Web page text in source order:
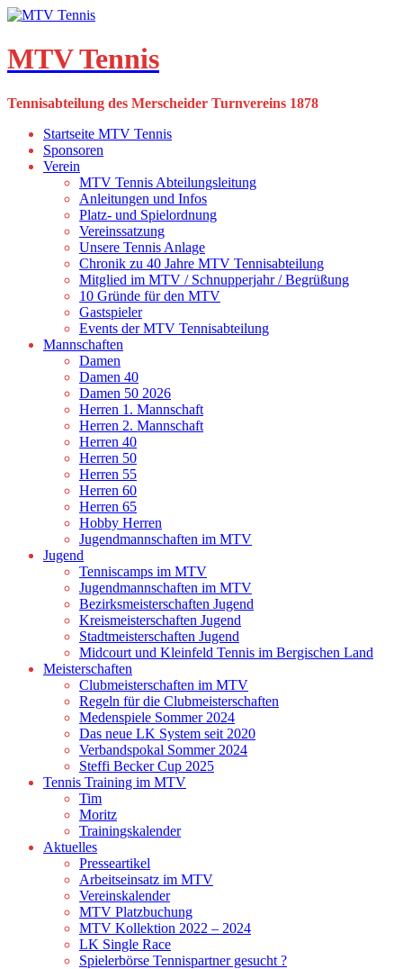
Skip
content
MTV Tennis
Tennisabteilung des Merscheider Turnvereins 1878
Startseite MTV Tennis
Sponsoren
Verein
MTV Tennis Abteilungsleitung
Anleitungen und Infos
Platz- und Spielordnung
Vereinssatzung
Unsere Tennis Anlage
Chronik zu 40 Jahre MTV Tennisabteilung
Mitglied im MTV / Schnupperjahr / Begrüßung
10 Gründe für den MTV
Gastspieler
Events der MTV Tennisabteilung
Mannschaften
Damen
Damen 40
Damen 50 2026
Herren 1. Mannschaft
Herren 2. Mannschaft
Herren 40
Herren 50
Herren 55
Herren 60
Herren 65
Hobby Herren
Jugendmannschaften im MTV
Jugend
Tenniscamps im MTV
Jugendmannschaften im MTV
Bezirksmeisterschaften Jugend
Kreismeisterschaften Jugend
Stadtmeisterschaften Jugend
Midcourt und Kleinfeld Tennis im Bergischen Land
Meisterschaften
Clubmeisterschaften im MTV
Regeln für die Clubmeisterschaften
Medenspiele Sommer 2024
Das neue LK System seit 2020
Verbandspokal Sommer 2024
Steffi Becker Cup 2025
Tennis Training im MTV
Tim
Moritz
Trainingskalender
Aktuelles
Presseartikel
Arbeitseinsatz im MTV
Vereinskalender
MTV Platzbuchung
MTV Kollektion 2022 – 2024
LK Single Race
Spielerbörse Tennispartner gesucht ?